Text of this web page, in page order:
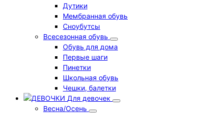
Дутики
Мембранная обувь
Сноубутсы
Всесезонная обувь
Обувь для дома
Первые шаги
Пинетки
Школьная обувь
Чешки, балетки
Для девочек
Весна/Осень